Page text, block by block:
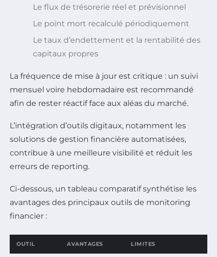
Le flux de trésorerie réel et prévisionnel
Le point mort recalculé périodiquement
Le taux d’endettement et la rentabilité des
capitaux propres
La fréquence de mise à jour est critique : un suivi
mensuel voire hebdomadaire est recommandé
afin de rester réactif face aux aléas du marché.
L’intégration d’outils digitaux, notamment les
solutions de gestion financière automatisées,
contribue à une meilleure visibilité et réduit les
erreurs de reporting.
Ci-dessous, un tableau comparatif synthétise les
avantages des principaux outils de monitoring
financier :
OUTIL AVANTAGES LIMITES